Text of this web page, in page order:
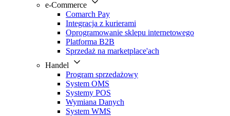
e-Commerce
Comarch Pay
Integracja z kurierami
Oprogramowanie sklepu internetowego
Platforma B2B
Sprzedaż na marketplace'ach
Handel
Program sprzedażowy
System OMS
Systemy POS
Wymiana Danych
System WMS